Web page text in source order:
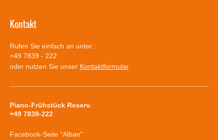
Kontakt
Rufen Sie einfach an unter :
+49 7839 - 222
oder nutzen Sie unser Kontaktformular.
Piano-Frühstück Reserv.
+49 7839-222
Facebook-Seite "Alban"